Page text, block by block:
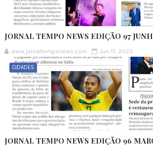
JORNAL TEMPO NEWS EDIÇÃO 97
www.jornaltemponews.com Jun 17, 2023
CIDADES
JORNAL TEMPO NEWS EDIÇÃO 96